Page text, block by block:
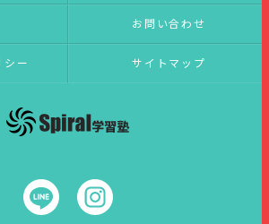
お問い合わせ
シー サイトマップ